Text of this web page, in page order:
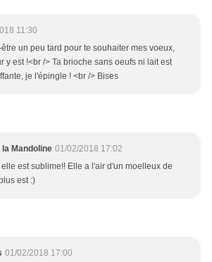
11:30
un peu tard pour te souhaiter mes voeux,
y est !<br /> Ta brioche sans oeufs ni lait est
je l'épingle ! <br /> Bises
Mandoline 01/02/2018 17:02
est sublime!! Elle a l'air d'un moelleux de
est :)
01/02/2018 17:00